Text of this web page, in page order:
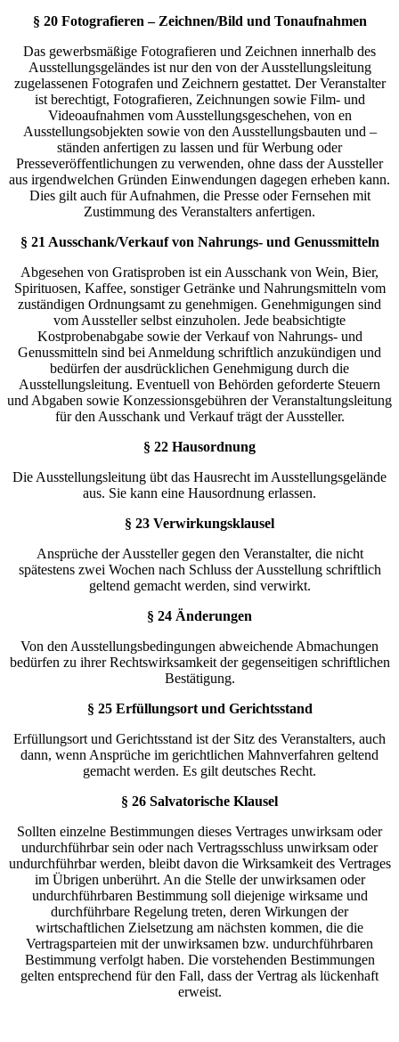
§ 20 Fotografieren – Zeichnen/Bild und Tonaufnahmen
Das gewerbsmäßige Fotografieren und Zeichnen innerhalb des
Ausstellungsgeländes ist nur den von der Ausstellungsleitung
zugelassenen Fotografen und Zeichnern gestattet. Der Veranstalter
ist berechtigt, Fotografieren, Zeichnungen sowie Film- und
Videoaufnahmen vom Ausstellungsgeschehen, von en
Ausstellungsobjekten sowie von den Ausstellungsbauten und –
ständen anfertigen zu lassen und für Werbung oder
Presseveröffentlichungen zu verwenden, ohne dass der Aussteller
aus irgendwelchen Gründen Einwendungen dagegen erheben kann.
Dies gilt auch für Aufnahmen, die Presse oder Fernsehen mit
Zustimmung des Veranstalters anfertigen.
§ 21 Ausschank/Verkauf von Nahrungs- und Genussmitteln
Abgesehen von Gratisproben ist ein Ausschank von Wein, Bier,
Spirituosen, Kaffee, sonstiger Getränke und Nahrungsmitteln vom
zuständigen Ordnungsamt zu genehmigen. Genehmigungen sind
vom Aussteller selbst einzuholen. Jede beabsichtigte
Kostprobenabgabe sowie der Verkauf von Nahrungs- und
Genussmitteln sind bei Anmeldung schriftlich anzukündigen und
bedürfen der ausdrücklichen Genehmigung durch die
Ausstellungsleitung. Eventuell von Behörden geforderte Steuern
und Abgaben sowie Konzessionsgebühren der Veranstaltungsleitung
für den Ausschank und Verkauf trägt der Aussteller.
§ 22 Hausordnung
Die Ausstellungsleitung übt das Hausrecht im Ausstellungsgelände
aus. Sie kann eine Hausordnung erlassen.
§ 23 Verwirkungsklausel
Ansprüche der Aussteller gegen den Veranstalter, die nicht
spätestens zwei Wochen nach Schluss der Ausstellung schriftlich
geltend gemacht werden, sind verwirkt.
§ 24 Änderungen
Von den Ausstellungsbedingungen abweichende Abmachungen
bedürfen zu ihrer Rechtswirksamkeit der gegenseitigen schriftlichen
Bestätigung.
§ 25 Erfüllungsort und Gerichtsstand
Erfüllungsort und Gerichtsstand ist der Sitz des Veranstalters, auch
dann, wenn Ansprüche im gerichtlichen Mahnverfahren geltend
gemacht werden. Es gilt deutsches Recht.
§ 26 Salvatorische Klausel
Sollten einzelne Bestimmungen dieses Vertrages unwirksam oder
undurchführbar sein oder nach Vertragsschluss unwirksam oder
undurchführbar werden, bleibt davon die Wirksamkeit des Vertrages
im Übrigen unberührt. An die Stelle der unwirksamen oder
undurchführbaren Bestimmung soll diejenige wirksame und
durchführbare Regelung treten, deren Wirkungen der
wirtschaftlichen Zielsetzung am nächsten kommen, die die
Vertragsparteien mit der unwirksamen bzw. undurchführbaren
Bestimmung verfolgt haben. Die vorstehenden Bestimmungen
gelten entsprechend für den Fall, dass der Vertrag als lückenhaft
erweist.